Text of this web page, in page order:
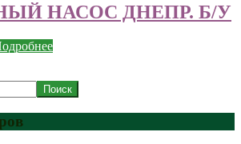
НАСОС ДНЕПР. Б/У
Поиск